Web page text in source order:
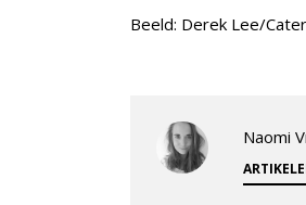
Beeld: Derek Lee/
Naomi